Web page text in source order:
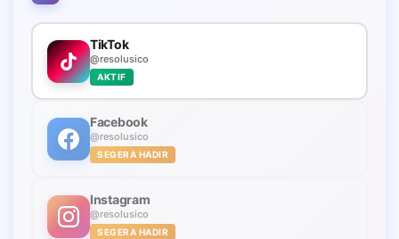
TikTok
@resolusico
AKTIF
Facebook
@resolusico
SEGERA HADIR
Instagram
@resolusico
SEGERA HADIR